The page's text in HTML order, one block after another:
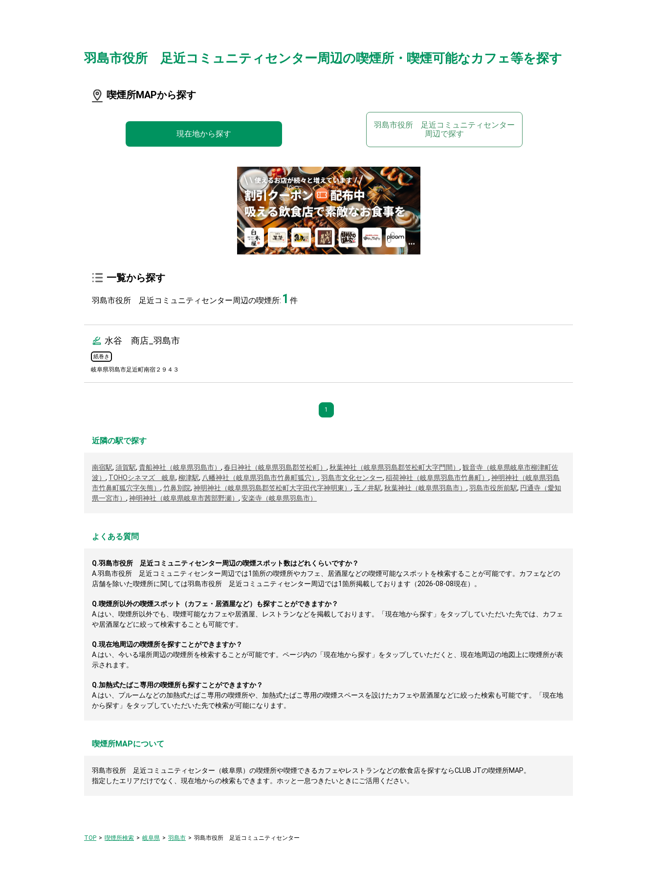
羽島市役所 足近コミュニティセンター周辺の喫煙所・喫煙可能なカフェ等を探す
喫煙所MAPから探す
現在地から探す
羽島市役所 足近コミュニティセンター
周辺で探す
一覧から探す
羽島市役所 足近コミュニティセンター周辺の喫煙所: 1 件
水谷 商店_羽島市
紙巻き
岐阜県羽島市足近町南宿２９４３
1
近隣の駅で探す
南宿駅, 須賀駅, 貴船神社（岐阜県羽島市） , 春日神社（岐阜県羽島郡笠松町） , 秋葉神社（岐阜県羽島郡笠松町大字門間） , 観音寺（岐阜県岐阜市柳津町佐
波） , TOHOシネマズ 岐阜, 柳津駅, 八幡神社（岐阜県羽島市竹鼻町狐穴） , 羽島市文化センター, 稲荷神社（岐阜県羽島市竹鼻町） , 神明神社（岐阜県羽島
市竹鼻町狐穴字矢熊） , 竹鼻別院, 神明神社（岐阜県羽島郡笠松町大字田代字神明東） , 玉ノ井駅, 秋葉神社（岐阜県羽島市） , 羽島市役所前駅, 円通寺（愛知
県一宮市） , 神明神社（岐阜県岐阜市茜部野瀬） , 安楽寺（岐阜県羽島市）
よくある質問
Q.羽島市役所 足近コミュニティセンター周辺の喫煙スポット数はどれくらいですか？
A.羽島市役所 足近コミュニティセンター周辺では1箇所の喫煙所やカフェ、居酒屋などの喫煙可能なスポットを検索することが可能です。カフェなどの
店舗を除いた喫煙所に関しては羽島市役所 足近コミュニティセンター周辺では1箇所掲載しております（2026-08-08現在）。
Q.喫煙所以外の喫煙スポット（カフェ・居酒屋など）も探すことができますか？
A. はい、喫煙所以外でも、喫煙可能なカフェや居酒屋、レストランなどを掲載しております。「現在地から探す」をタップしていただいた先では、カフェ
や居酒屋などに絞って検索することも可能です。
Q.現在地周辺の喫煙所を探すことができますか？
A. はい、今いる場所周辺の喫煙所を検索することが可能です。ページ内の「現在地から探す」をタップしていただくと、現在地周辺の地図上に喫煙所が表
示されます。
Q.加熱式たばこ専用の喫煙所も探すことができますか？
A. はい、プルームなどの加熱式たばこ専用の喫煙所や、加熱式たばこ専用の喫煙スペースを設けたカフェや居酒屋などに絞った検索も可能です。「現在地
から探す」をタップしていただいた先で検索が可能になります。
喫煙所MAPについて
羽島市役所 足近コミュニティセンター（岐阜県）の喫煙所や喫煙できるカフェやレストランなどの飲食店を探すならCLUB JTの喫煙所MAP。
指定したエリアだけでなく、現在地からの検索もできます。ホッと一息つきたいときにご活用ください。
TOP 喫煙所検索 岐阜県 羽島市 羽島市役所 足近コミュニティセンター